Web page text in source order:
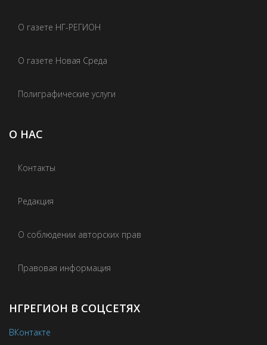
О газете НГ-РЕГИОН
О газете Новая Среда
Полиграфические услуги
О НАС
Контакты
Редакция
О соблюдении авторских прав
Правовая информация
НГРЕГИОН В СОЦСЕТЯХ
ВКонтакте